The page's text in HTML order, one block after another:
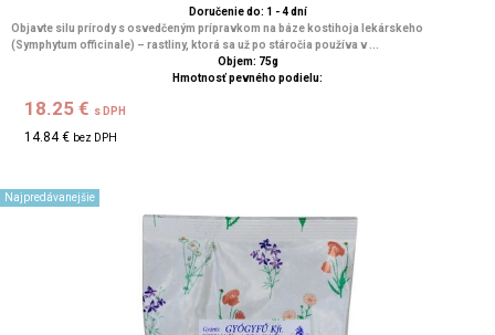
Doručenie do: 1 - 4 dní
Objavte silu prírody s osvedčeným prípravkom na báze kostihoja lekárskeho
(Symphytum officinale) – rastliny, ktorá sa už po stáročia používa v ...
Objem: 75g
Hmotnosť pevného podielu:
18.25 € s DPH
14.84 € bez DPH
Najpredávanejšie